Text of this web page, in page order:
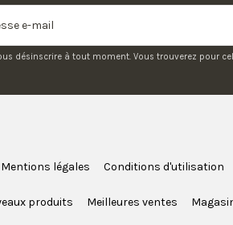
désinscrire à tout moment. Vous trouverez pour
Mentions légales Conditions d'utilisation
produits Meilleures ventes